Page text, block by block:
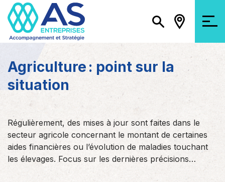
Agriculture : point sur la
situation
Régulièrement, des mises à jour sont faites dans le
secteur agricole concernant le montant de certaines
aides financières ou l’évolution de maladies touchant
les élevages. Focus sur les dernières précisions…